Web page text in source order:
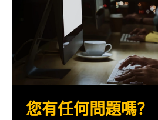
您有任何問題嗎？